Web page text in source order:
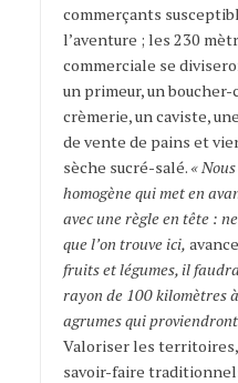
commerçants
l’aventure ; les 230
commerciale se
un primeur, un
crèmerie, un caviste,
de vente de pains et
sèche sucré-salé. «
homogène qui met en
avec une règle en tête :
que l’on trouve ici,
fruits et légumes, il
rayon de 100 kilomètres
agrumes qui
Valoriser les
savoir-faire